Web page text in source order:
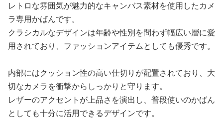
レトロな雰囲気が魅力的なキャンバス素材を使用したカメ
ラ専用かばんです。
クラシカルなデザインは年齢や性別を問わず幅広い層に愛
用されており、ファッションアイテムとしても優秀です。
内部にはクッション性の高い仕切りが配置されており、大
切なカメラを衝撃からしっかりと守ります。
レザーのアクセントが上品さを演出し、普段使いのかばん
としても十分に活用できるデザインです。